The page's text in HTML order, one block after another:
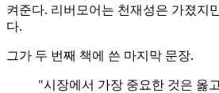
켜준다. 리버모어는 천재성은 가졌지
다.
그가 두 번째 책에 쓴 마지막 문장.
"시장에서 가장 중요한 것은 옳